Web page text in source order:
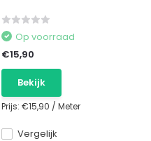
Vergelijk
Op voorraad
€15,90
Bekijk
Prijs: €15,90 / Meter